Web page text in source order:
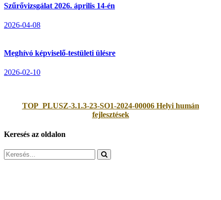
Szűrővizsgálat 2026. április 14-én
2026-04-08
Meghívó képviselő-testületi ülésre
2026-02-10
TOP_PLUSZ-3.1.3-23-SO1-2024-00006 Helyi humán
fejlesztések
Keresés az oldalon
Search
for: